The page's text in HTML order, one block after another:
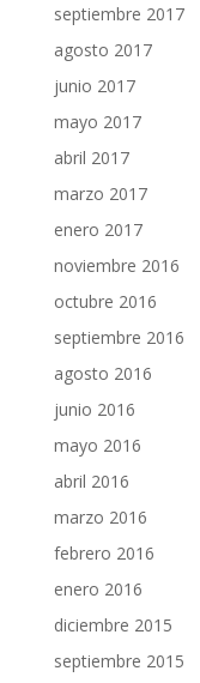
septiembre 2017
agosto 2017
junio 2017
mayo 2017
abril 2017
marzo 2017
enero 2017
noviembre 2016
octubre 2016
septiembre 2016
agosto 2016
junio 2016
mayo 2016
abril 2016
marzo 2016
febrero 2016
enero 2016
diciembre 2015
septiembre 2015